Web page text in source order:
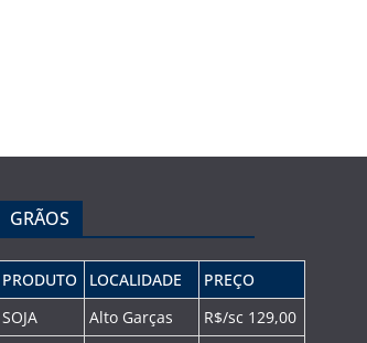
GRÃOS
PRODUTO LOCALIDADE
PREÇO
SOJA
Alto Garças R$/sc 129,00